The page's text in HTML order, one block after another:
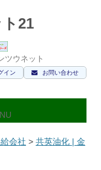
21
ツウネット
お問い合わせ
イン
会社 > 共英油化 | 金